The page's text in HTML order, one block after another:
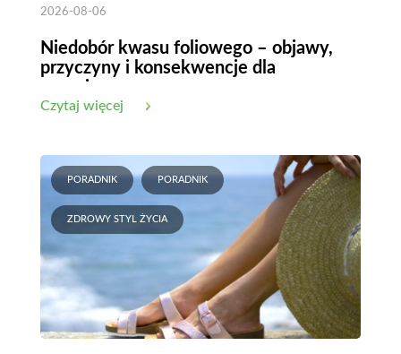
2026-08-06
Niedobór kwasu foliowego – objawy,
przyczyny i konsekwencje dla
organizmu
Czytaj więcej
PORADNIK PORADNIK
ZDROWY STYL ŻYCIA